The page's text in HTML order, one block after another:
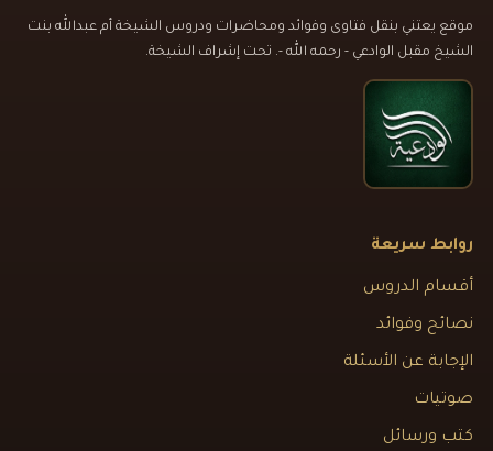
موقع يعتني بنقل فتاوى وفوائد ومحاضرات ودروس الشيخة أم عبدالله بنت
الشيخ مقبل الوادعي - رحمه الله -. تحت إشراف الشيخة.
روابط سريعة
أقسام الدروس
نصائح وفوائد
الإجابة عن الأسئلة
صوتيات
كتب ورسائل